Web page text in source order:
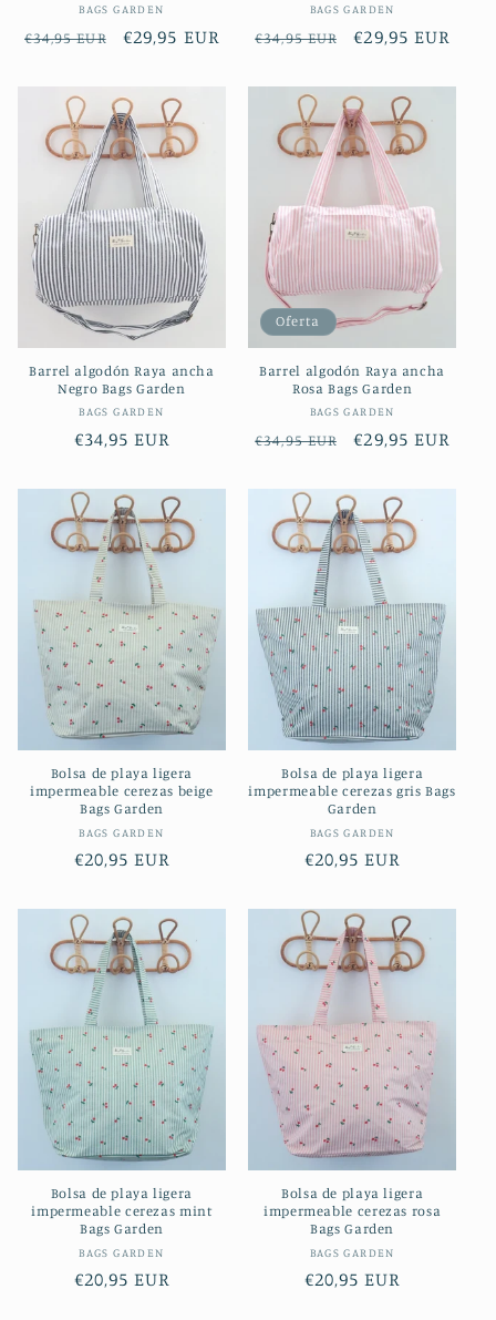
Proveedor:
BAGS GARDEN
Precio
€34,95 EUR
Precio
€29,95 EUR
Proveedor:
BAGS GARDEN
Precio
€34,95 EUR
Precio
oferta
€29,95 EUR
Barrel algodón Raya ancha
Negro Bags Garden
Proveedor:
BAGS GARDEN
Precio
€34,95 EUR
Oferta
Barrel algodón Raya ancha
Rosa Bags Garden
Proveedor:
BAGS GARDEN
Precio
€34,95 EUR
Precio
oferta
€29,95 EUR
Bolsa de playa ligera
impermeable cerezas beige
Bags Garden
Proveedor:
BAGS GARDEN
Precio
€20,95 EUR
Bolsa de playa ligera
impermeable cerezas gris Bags
Garden
Proveedor:
BAGS GARDEN
Precio
€20,95 EUR
Bolsa de playa ligera
impermeable cerezas mint
Bags Garden
Proveedor:
BAGS GARDEN
Precio
€20,95 EUR
Bolsa de playa ligera
impermeable cerezas rosa
Bags Garden
Proveedor:
BAGS GARDEN
Precio
€20,95 EUR